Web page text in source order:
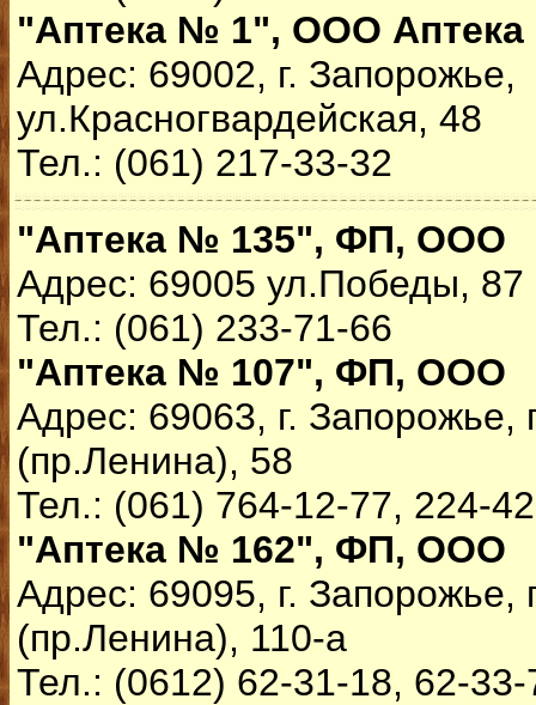
"Аптека № 1", ООО
Адрес: 69002, г. Запорожье,
ул.Красногвардейская, 48
Тел.: (061) 217-33-32
"Аптека № 135", ФП, ООО
Адрес: 69005 ул.Победы, 87
Тел.: (061) 233-71-66
"Аптека № 107", ФП, ООО
Адрес: 69063, г.
(пр.Ленина), 58
Тел.: (061) 764-12-77, 224-
"Аптека № 162", ФП, ООО
Адрес: 69095, г.
(пр.Ленина), 110-а
Тел.: (0612) 62-31-18, 62-33-